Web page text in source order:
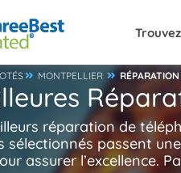
MONTPELLIER
réparation de
sélectionnés passent
assurer l’excellence.